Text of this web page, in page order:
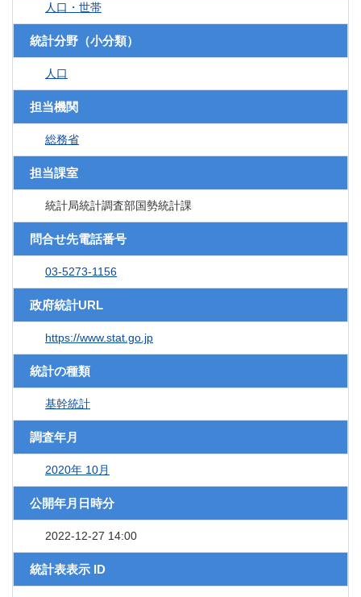
人口・世帯
統計分野（小分類）
人口
担当機関
総務省
担当課室
統計局統計調査部国勢統計課
問合せ先電話番号
03-5273-1156
政府統計URL
https://www.stat.go.jp
統計の種類
基幹統計
調査年月
2020年 10月
公開年月日時分
2022-12-27 14:00
統計表表示 ID